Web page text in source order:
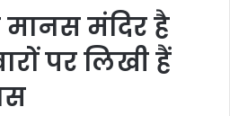
मानस मंदिर है
पर लिखी हैं